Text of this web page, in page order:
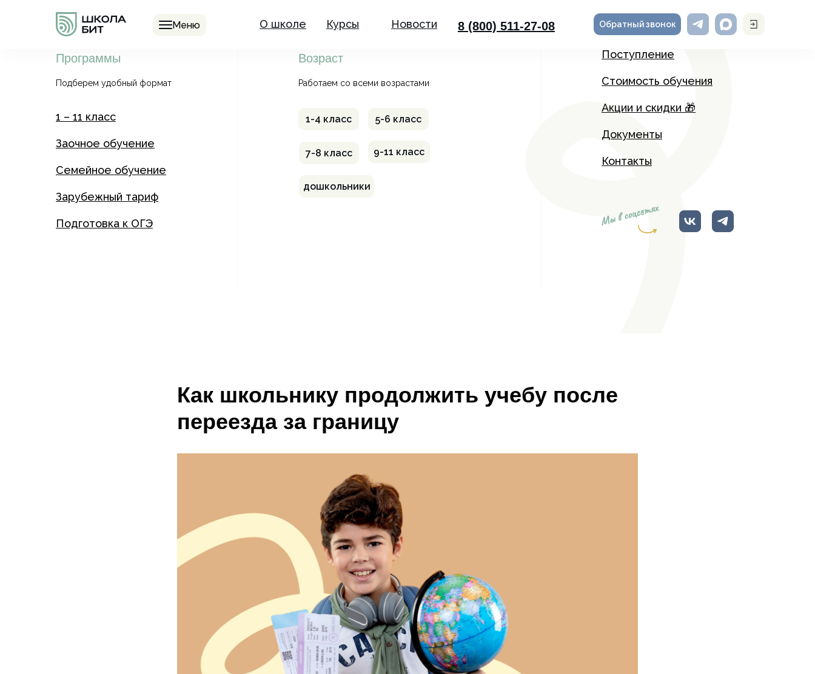
Новости
Курсы
О школе Обратный звонок
Меню 8 (800) 511-27-08
дошкольники
9-11 класс
7-8 класс
1-4 класс 5-6 класс
Подберем удобный формат Работаем со всеми возрастами
Программы Возраст Поступление
Стоимость обучения
Контакты
Подготовка к ОГЭ
Акции и скидки 🎁
Документы
Семейное обучение
Заочное обучение
1 – 11 класс
Зарубежный тариф
Как школьнику продолжить учебу после
переезда за границу